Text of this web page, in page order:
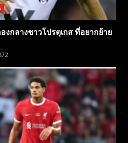
งกลางชาวโปรตุเกส ที่อยากย้าย